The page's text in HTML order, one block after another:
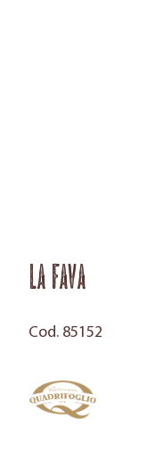
La Fava
Cod. 85152